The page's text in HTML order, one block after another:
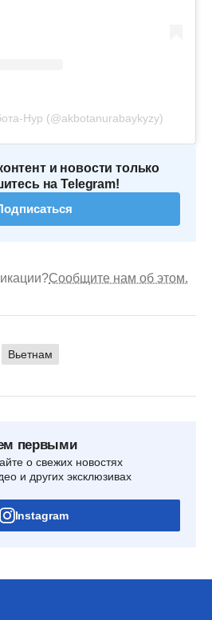
Нур (@akbotanurabaykyzy)
и новости только
на Telegram!
Сообщите нам об этом.
Вьетнам
первыми
о свежих новостях
и других эксклюзивах
Instagram